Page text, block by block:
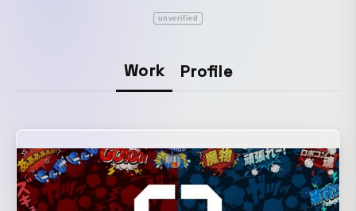
unverified
Work Profile